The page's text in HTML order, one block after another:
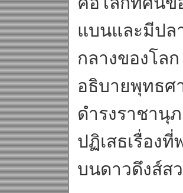
แบนและมีปล
กลางของโลก
อธิบายพุทธศ
ดำรงราชานุ
ปฏิเสธเรื่อง
บนดาวดึงส์ส